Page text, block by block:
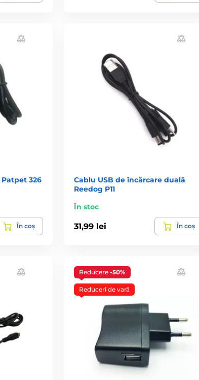
326
În coș
Cablu USB de încărcare duală
Reedog P11
În stoc
31,99 lei În coș
Reducere -50%
Reduceri de vară